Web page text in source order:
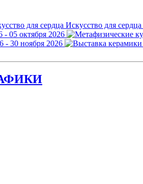
Искусство для сердца
- 05 октября 2026
- 30 ноября 2026